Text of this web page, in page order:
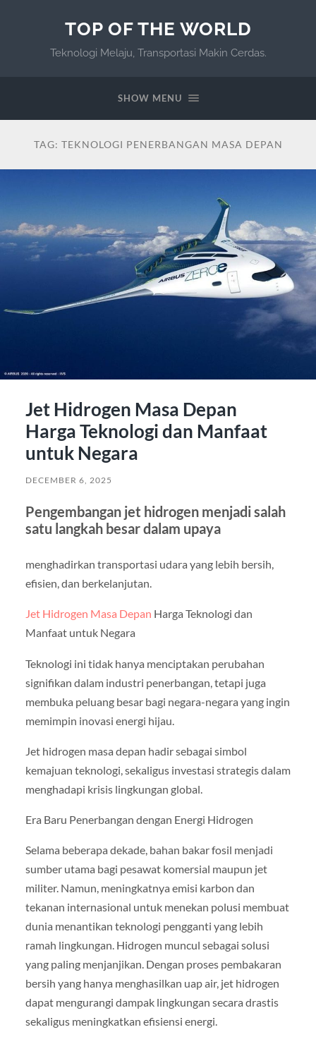
TOP OF THE WORLD
Teknologi Melaju, Transportasi Makin Cerdas.
SHOW MENU
TAG: TEKNOLOGI PENERBANGAN MASA DEPAN
Jet Hidrogen Masa Depan
Harga Teknologi dan Manfaat
untuk Negara
DECEMBER 6, 2025
Pengembangan jet hidrogen menjadi salah
satu langkah besar dalam upaya
menghadirkan transportasi udara yang lebih bersih,
efisien, dan berkelanjutan.
Jet Hidrogen Masa Depan Harga Teknologi dan
Manfaat untuk Negara
Teknologi ini tidak hanya menciptakan perubahan
signifikan dalam industri penerbangan, tetapi juga
membuka peluang besar bagi negara-negara yang ingin
memimpin inovasi energi hijau.
Jet hidrogen masa depan hadir sebagai simbol
kemajuan teknologi, sekaligus investasi strategis dalam
menghadapi krisis lingkungan global.
Era Baru Penerbangan dengan Energi Hidrogen
Selama beberapa dekade, bahan bakar fosil menjadi
sumber utama bagi pesawat komersial maupun jet
militer. Namun, meningkatnya emisi karbon dan
tekanan internasional untuk menekan polusi membuat
dunia menantikan teknologi pengganti yang lebih
ramah lingkungan. Hidrogen muncul sebagai solusi
yang paling menjanjikan. Dengan proses pembakaran
bersih yang hanya menghasilkan uap air, jet hidrogen
dapat mengurangi dampak lingkungan secara drastis
sekaligus meningkatkan efisiensi energi.